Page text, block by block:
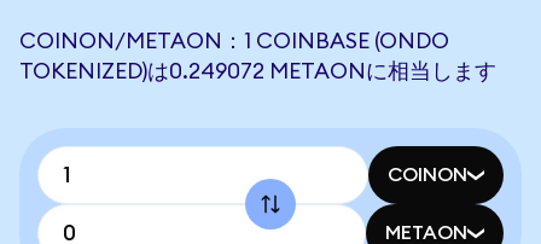
COINON/METAON：1 COINBASE (ONDO
TOKENIZED)は0.249072 METAONに相当します
COINON
METAON